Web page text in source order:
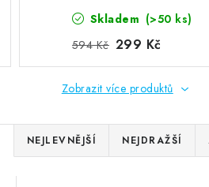
Skladem (>50 ks)
594 Kč 299 Kč
Zobrazit více produktů
NEJLEVNĚJŠÍ NEJDRAŽŠÍ